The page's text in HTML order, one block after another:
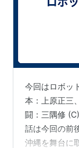
今回はロボッ
本：上原正三
闘：三隅修
話は今回の前
沖縄を舞台に